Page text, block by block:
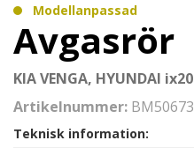
Modellanpassad
Avgasrör
KIA VENGA, HYUNDAI ix20
Artikelnummer: BM50673
Teknisk information: